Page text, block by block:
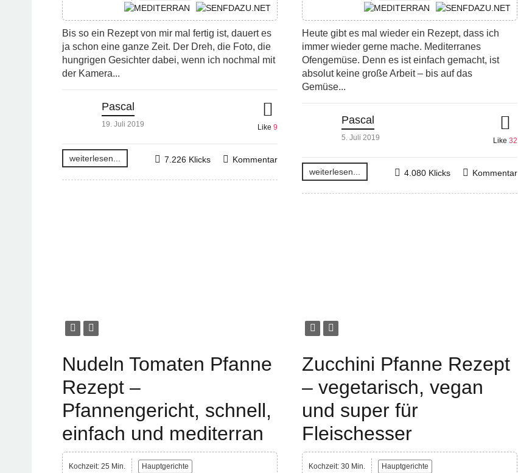
Bis so ein Rezept von mir mal fertig ist, dauert es
ja schon eine ganze Zeit. Der Dreh, die Foto, die
hungrigen Gesichter dabei, wenn ich nochmal mit
der Kamera...
Pascal
19. Juli 2019 Like 9
weiterlesen... Kommentar
7.226 Klicks
Heute gibt es mal wieder ein Rezept, dass ich
immer wieder gerne mache. Mediterranes
Ofengemüse. Denn es ist einfach gemacht, ist
absolut keine große Arbeit – bis auf das
Gemüse...
Pascal
5. Juli 2019 Like 32
weiterlesen... Kommentar
4.080 Klicks
Nudeln Tomaten Pfanne
Rezept –
Pfannengericht, schnell,
einfach und mediterran
Kochzeit: 25 Min. Hauptgerichte
Zucchini Pfanne Rezept
– vegetarisch, vegan
und super für
Fleischesser
Kochzeit: 30 Min. Hauptgerichte